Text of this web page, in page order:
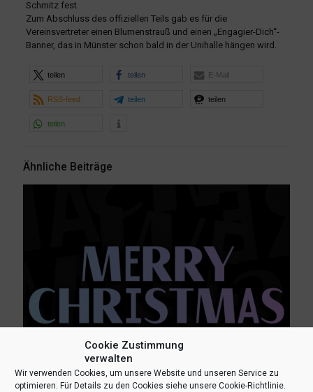
Cookie Zustimmung
verwalten
Wir verwenden Cookies, um unsere Website und unseren Service zu
optimieren. Für Details zu den Cookies siehe unsere Cookie-Richtlinie.
Schmitz fest.
Zum Abschluss des offiziellen Teils gab es für die
Vereinsvertreter einen Blumenstrauß und einen „Engagier-Dich“-
Banner, das in Münster schon bald in der Unihalle hängen wird.
teilen teilen E-Mail
RSS-feed teilen teilen
teilen
Ähnliche Beiträge